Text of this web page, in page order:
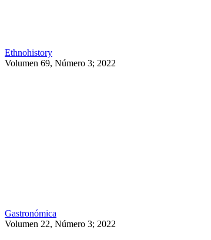
Ethnohistory
Volumen 69, Número 3; 2022
Gastronómica
Volumen 22, Número 3; 2022